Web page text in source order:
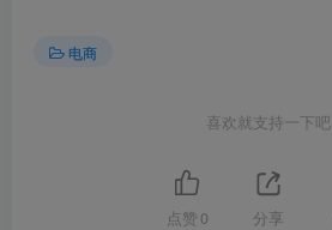
电商
喜欢就支持一下吧
点赞 0 分享